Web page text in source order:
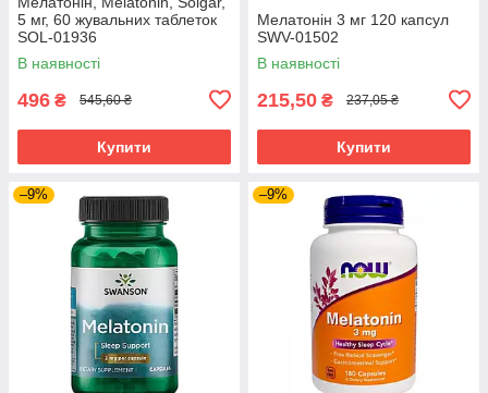
5 мг, 60 жувальних таблеток
SOL-01936
В наявності
496 ₴ 545,60 ₴
Купити
Мелатонін 3 мг 120 капсул
SWV-01502
В наявності
215,50 ₴ 237,05 ₴
Купити
–9% –9%